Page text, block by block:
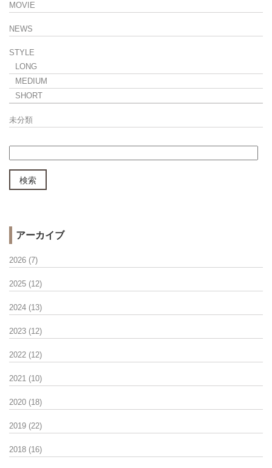
MOVIE
NEWS
STYLE
LONG
MEDIUM
SHORT
未分類
アーカイブ
2026 (7)
2025 (12)
2024 (13)
2023 (12)
2022 (12)
2021 (10)
2020 (18)
2019 (22)
2018 (16)